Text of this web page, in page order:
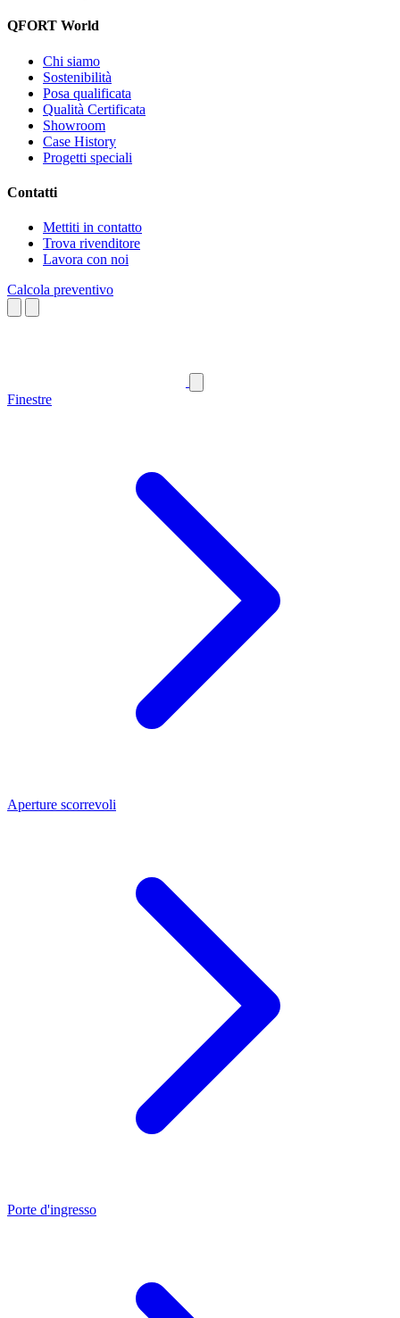
QFORT World
Chi siamo
Sostenibilità
Posa qualificata
Qualità Certificata
Showroom
Case History
Progetti speciali
Contatti
Mettiti in contatto
Trova rivenditore
Lavora con noi
Calcola preventivo
Finestre
Aperture scorrevoli
Porte d'ingresso